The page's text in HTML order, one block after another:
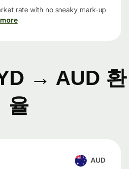
rate with no sneaky mark-up
→ AUD 환
율
AUD